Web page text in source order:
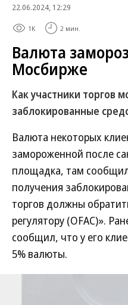
22.06.2024, 12:29
1K 2 мин.
Валюта
Мосбирже
Как участники торгов
заблокированные
Валюта некоторых
замороженной после
площадка, там
получения
торгов должны
регулятору (OFAC)».
сообщил, что у его
5% валюты.